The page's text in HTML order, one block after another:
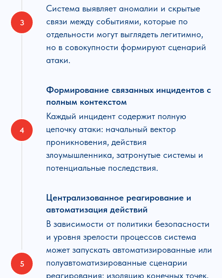
Система выявляет аномалии и скрытые
связи между событиями, которые по
отдельности могут выглядеть легитимно,
но в совокупности формируют сценарий
атаки.
Формирование связанных инцидентов с
полным контекстом
Каждый инцидент содержит полную
цепочку атаки: начальный вектор
проникновения, действия
злоумышленника, затронутые системы и
потенциальные последствия.
Централизованное реагирование и
автоматизация действий
В зависимости от политики безопасности
и уровня зрелости процессов система
может запускать автоматизированные или
полуавтоматизированные сценарии
реагирования: изоляцию конечных точек,